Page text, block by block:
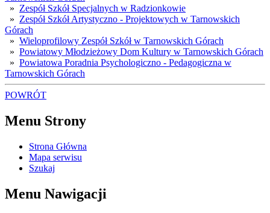
» Zespół Szkół Specjalnych w Radzionkowie
» Zespół Szkół Artystyczno - Projektowych w Tarnowskich
Górach
» Wieloprofilowy Zespół Szkół w Tarnowskich Górach
» Powiatowy Młodzieżowy Dom Kultury w Tarnowskich Górach
» Powiatowa Poradnia Psychologiczno - Pedagogiczna w
Tarnowskich Górach
POWRÓT
Menu Strony
Strona Główna
Mapa serwisu
Szukaj
Menu Nawigacji